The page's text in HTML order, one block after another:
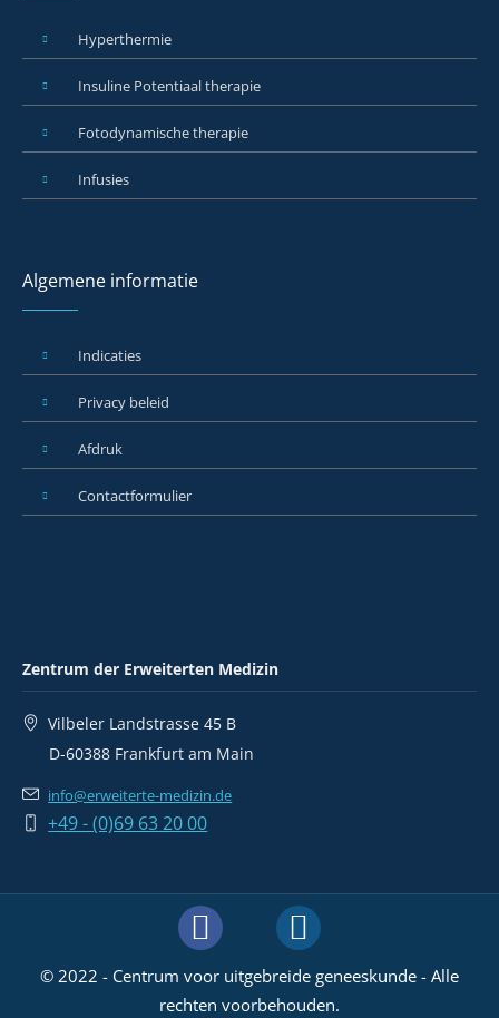
Hyperthermie
Insuline Potentiaal therapie
Fotodynamische therapie
Infusies
Algemene informatie
Indicaties
Privacy beleid
Afdruk
Contactformulier
Zentrum der Erweiterten Medizin
Vilbeler Landstrasse 45 B
D-60388 Frankfurt am Main
info@erweiterte-medizin.de
+49 - (0)69 63 20 00
© 2022 - Centrum voor uitgebreide geneeskunde - Alle
rechten voorbehouden.